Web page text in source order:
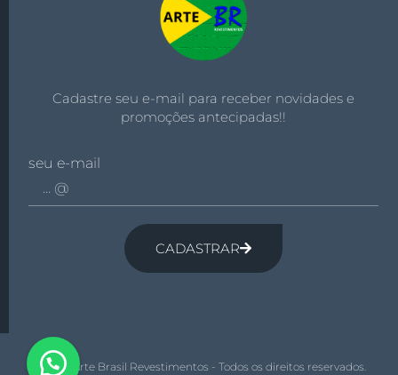
Cadastre seu e-mail para receber novidades e
promoções antecipadas!!
seu e-mail
CADASTRAR
© 2026 Arte Brasil Revestimentos - Todos os direitos reservados.